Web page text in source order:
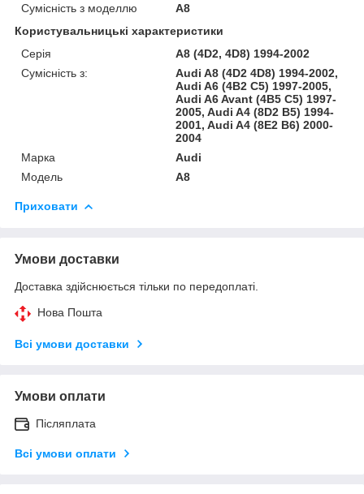
Сумісність з моделлю
A8
Користувальницькі характеристики
Серія
A8 (4D2, 4D8) 1994-2002
Сумісність з:
Audi A8 (4D2 4D8) 1994-2002,
Audi A6 (4B2 C5) 1997-2005,
Audi A6 Avant (4B5 C5) 1997-
2005, Audi A4 (8D2 B5) 1994-
2001, Audi A4 (8E2 B6) 2000-
2004
Марка
Audi
Модель
A8
Приховати
Умови доставки
Доставка здійснюється тільки по передоплаті.
Нова Пошта
Всі умови доставки
Умови оплати
Післяплата
Всі умови оплати